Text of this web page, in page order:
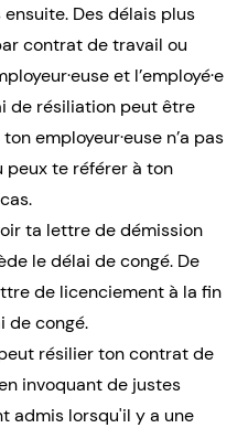
Des délais plus
contrat de travail ou
et l’employé·e
de résiliation peut être
employeur·euse n’a pas
peux te référer à ton
ta lettre de démission
le délai de congé. De
de licenciement à la fin
de congé.
résilier ton contrat de
invoquant de justes
admis lorsqu'il y a une